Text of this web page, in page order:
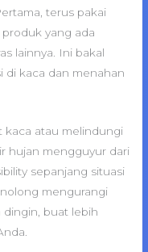
terus pakai
yang ada
lainnya. Ini bakal
di kaca dan menahan
kaca atau melindungi
hujan mengguyur dari
sepanjang situasi
mengurangi
dingin, buat lebih